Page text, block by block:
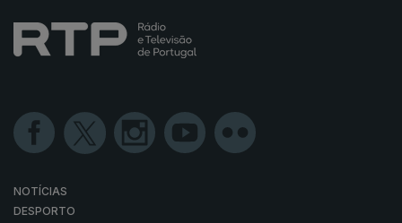
NOTÍCIAS
DESPORTO